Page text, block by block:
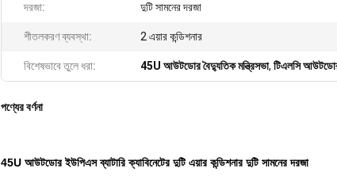
দরজা: দুটি সামনের দরজা
শীতলকরণ ব্যবস্থা: 2 এয়ার কন্ডিশনার
বিশেষভাবে তুলে ধরা: 45U আউটডোর বৈদ্যুতিক মন্ত্রিসভা, টিএলসি আউটডোর
পণ্যের বর্ণনা
45U আউটডোর ইউপিএস ব্যাটারি ক্যাবিনেটের দুটি এয়ার কন্ডিশনার দুটি সামনের দরজা